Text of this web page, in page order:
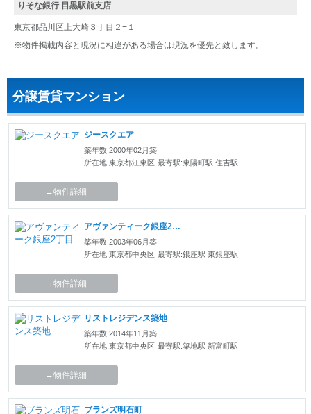
りそな銀行 目黒駅前支店
東京都品川区上大崎３丁目２−１
※物件掲載内容と現況に相違がある場合は現況を優先と致します。
分譲賃貸マンション
ジースクエア
築年数:2000年02月築
所在地:東京都江東区 最寄駅:東陽町駅 住吉駅
→物件詳細
アヴァンティーク銀座2丁目
築年数:2003年06月築
所在地:東京都中央区 最寄駅:銀座駅 東銀座駅
→物件詳細
リストレジデンス築地
築年数:2014年11月築
所在地:東京都中央区 最寄駅:築地駅 新富町駅
→物件詳細
ブランズ明石町